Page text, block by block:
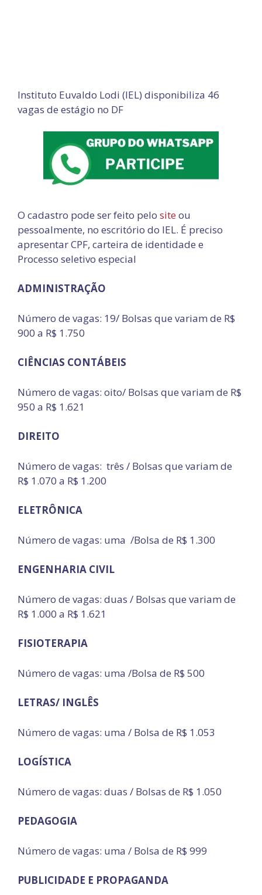
Instituto Euvaldo Lodi (IEL) disponibiliza 46
vagas de estágio no DF
O cadastro pode ser feito pelo siteou
pessoalmente, no escritório do IEL. É preciso
apresentar CPF, carteira de identidade e
Processo seletivo especial
ADMINISTRAÇÃO
Número de vagas: 19/ Bolsas que variam de R$
900 a R$ 1.750
CIÊNCIAS CONTÁBEIS
Número de vagas: oito/ Bolsas que variam de R$
950 a R$ 1.621
DIREITO
Número de vagas: três / Bolsas que variam de
R$ 1.070 a R$ 1.200
ELETRÔNICA
Número de vagas: uma /Bolsa de R$ 1.300
ENGENHARIA CIVIL
Número de vagas: duas / Bolsas que variam de
R$ 1.000 a R$ 1.621
FISIOTERAPIA
Número de vagas: uma /Bolsa de R$ 500
LETRAS/ INGLÊS
Número de vagas: uma / Bolsa de R$ 1.053
LOGÍSTICA
Número de vagas: duas / Bolsas de R$ 1.050
PEDAGOGIA
Número de vagas: uma / Bolsa de R$ 999
PUBLICIDADE E PROPAGANDA